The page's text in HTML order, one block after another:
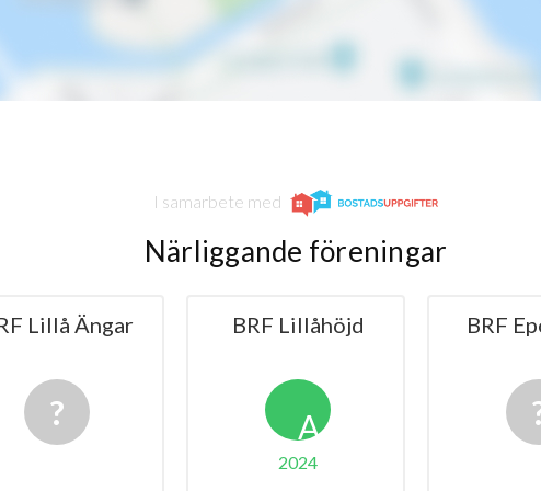
I samarbete med
Närliggande föreningar
BRF Lillåhöjd
A
BRF Eposten 8 BRF